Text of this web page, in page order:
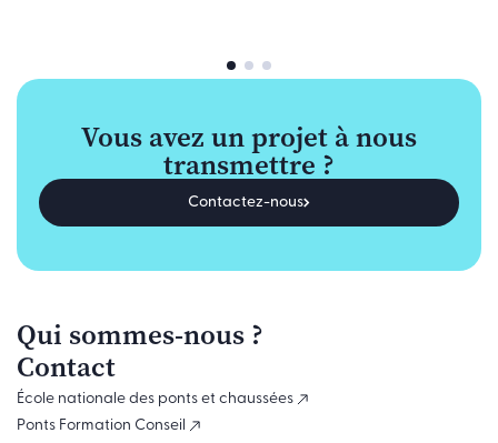
curieux venus à notre rencontre. Ces discussions directes sont
essentielles … Continued
Vous avez un projet à nous
transmettre ?
Contactez-nous
Qui sommes-nous ?
Contact
École nationale des ponts et chaussées
Ponts Formation Conseil